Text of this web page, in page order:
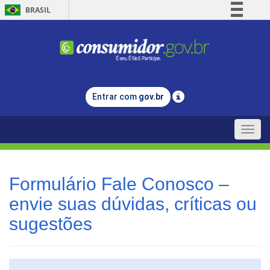
BRASIL
Comunica BR
Legislação
Entrar com gov.br
Toggle
Formulário Fale Conosco –
envie suas dúvidas, críticas ou
sugestões